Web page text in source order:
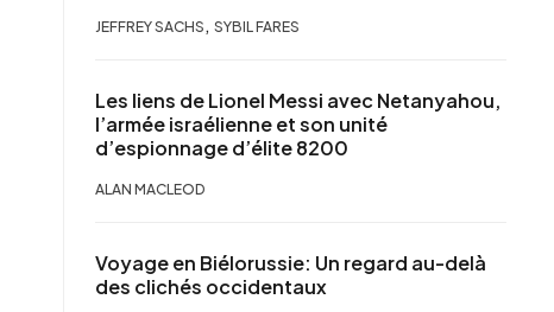
JEFFREY SACHS , SYBIL FARES
Les liens de Lionel Messi avec Netanyahou,
l’armée israélienne et son unité
d’espionnage d’élite 8200
ALAN MACLEOD
Voyage en Biélorussie: Un regard au-delà
des clichés occidentaux